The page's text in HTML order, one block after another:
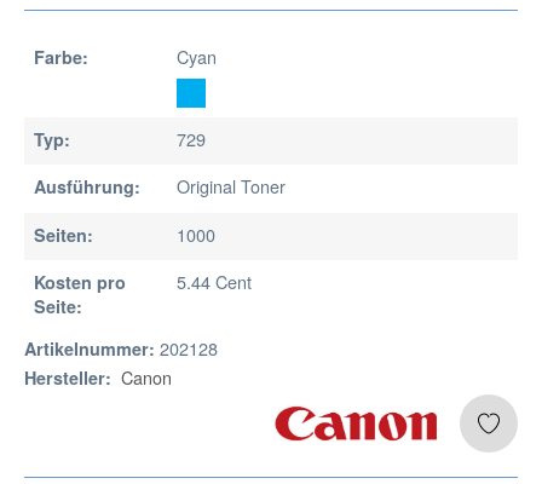
Farbe: Cyan
Typ: 729
Ausführung: Original Toner
Seiten: 1000
Kosten pro
Seite:
5.44 Cent
Artikelnummer: 202128
Hersteller: Canon